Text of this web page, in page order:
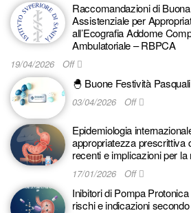
Raccomandazioni di
Assistenziale per
all’Ecografia Addome
Ambulatoriale – RBPCA
19/04/2026 Off
🐣 Buone Festività
03/04/2026 Off
Epidemiologia
appropriatezza prescrittiva
recenti e implicazioni per
17/01/2026 Off
Inibitori di Pompa
rischi e indicazioni